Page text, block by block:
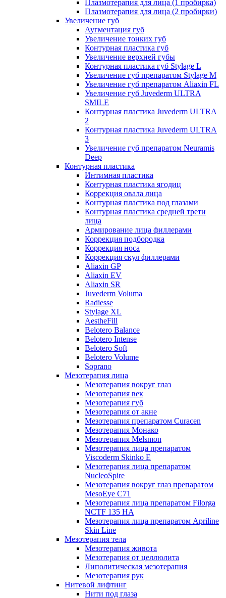
Плазмотерапия для лица (1 пробирка)
Плазмотерапия для лица (2 пробирки)
Увеличение губ
Аугментация губ
Увеличение тонких губ
Контурная пластика губ
Увеличение верхней губы
Контурная пластика губ Stylage L
Увеличение губ препаратом Stylage M
Увеличение губ препаратом Aliaxin FL
Увеличение губ Juvederm ULTRA
SMILE
Контурная пластика Juvederm ULTRA
2
Контурная пластика Juvederm ULTRA
3
Увеличение губ препаратом Neuramis
Deep
Контурная пластика
Интимная пластика
Контурная пластика ягодиц
Коррекция овала лица
Контурная пластика под глазами
Контурная пластика средней трети
лица
Армирование лица филлерами
Коррекция подбородка
Коррекция носа
Коррекция скул филлерами
Aliaxin GP
Aliaxin EV
Aliaxin SR
Juvederm Voluma
Radiesse
Stylage XL
AestheFill
Belotero Balance
Belotero Intense
Belotero Soft
Belotero Volume
Soprano
Мезотерапия лица
Мезотерапия вокруг глаз
Мезотерапия век
Мезотерапия губ
Мезотерапия от акне
Мезотерапия препаратом Curacen
Мезотерапия Монако
Мезотерапия Melsmon
Мезотерапия лица препаратом
Viscoderm Skinko E
Мезотерапия лица препаратом
NucleoSpire
Мезотерапия вокруг глаз препаратом
MesoEye С71
Мезотерапия лица препаратом Filorga
NCTF 135 HA
Мезотерапия лица препаратом Apriline
Skin Line
Мезотерапия тела
Мезотерапия живота
Мезотерапия от целлюлита
Липолитическая мезотерапия
Мезотерапия рук
Нитевой лифтинг
Нити под глаза